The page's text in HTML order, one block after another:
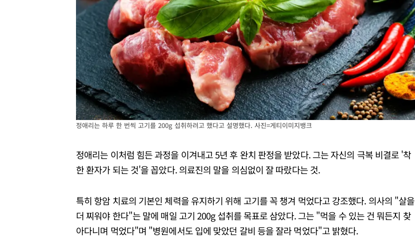
정애리는 하루 한 번씩 고기를 200g 섭취하려고 했다고 설명했다. 사진=게티이미지뱅크
정애리는 이처럼 힘든 과정을 이겨내고 5년 후 완치 판정을 받았다. 그는 자신의 극복 비결로 '착
한 환자가 되는 것'을 꼽았다. 의료진의 말을 의심없이 잘 따랐다는 것.
특히 항암 치료의 기본인 체력을 유지하기 위해 고기를 꼭 챙겨 먹었다고 강조했다. 의사의 "살을
더 찌워야 한다"는 말에 매일 고기 200g 섭취를 목표로 삼았다. 그는 "먹을 수 있는 건 뭐든지 찾
아다니며 먹었다"며 "병원에서도 입에 맞았던 갈비 등을 잘라 먹었다"고 밝혔다.